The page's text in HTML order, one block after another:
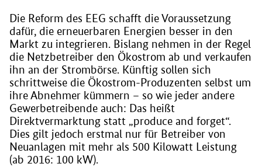
Die Reform des EEG schafft die Voraussetzung
dafür, die erneuerbaren Energien besser in den
Markt zu integrieren. Bislang nehmen in der Regel
die Netzbetreiber den Ökostrom ab und verkaufen
ihn an der Strombörse. Künftig sollen sich
schrittweise die Ökostrom-Produzenten selbst um
ihre Abnehmer kümmern – so wie jeder andere
Gewerbetreibende auch: Das heißt
Direktvermarktung statt „produce and forget“.
Dies gilt jedoch erstmal nur für Betreiber von
Neuanlagen mit mehr als 500 Kilowatt Leistung
(ab 2016: 100 kW).